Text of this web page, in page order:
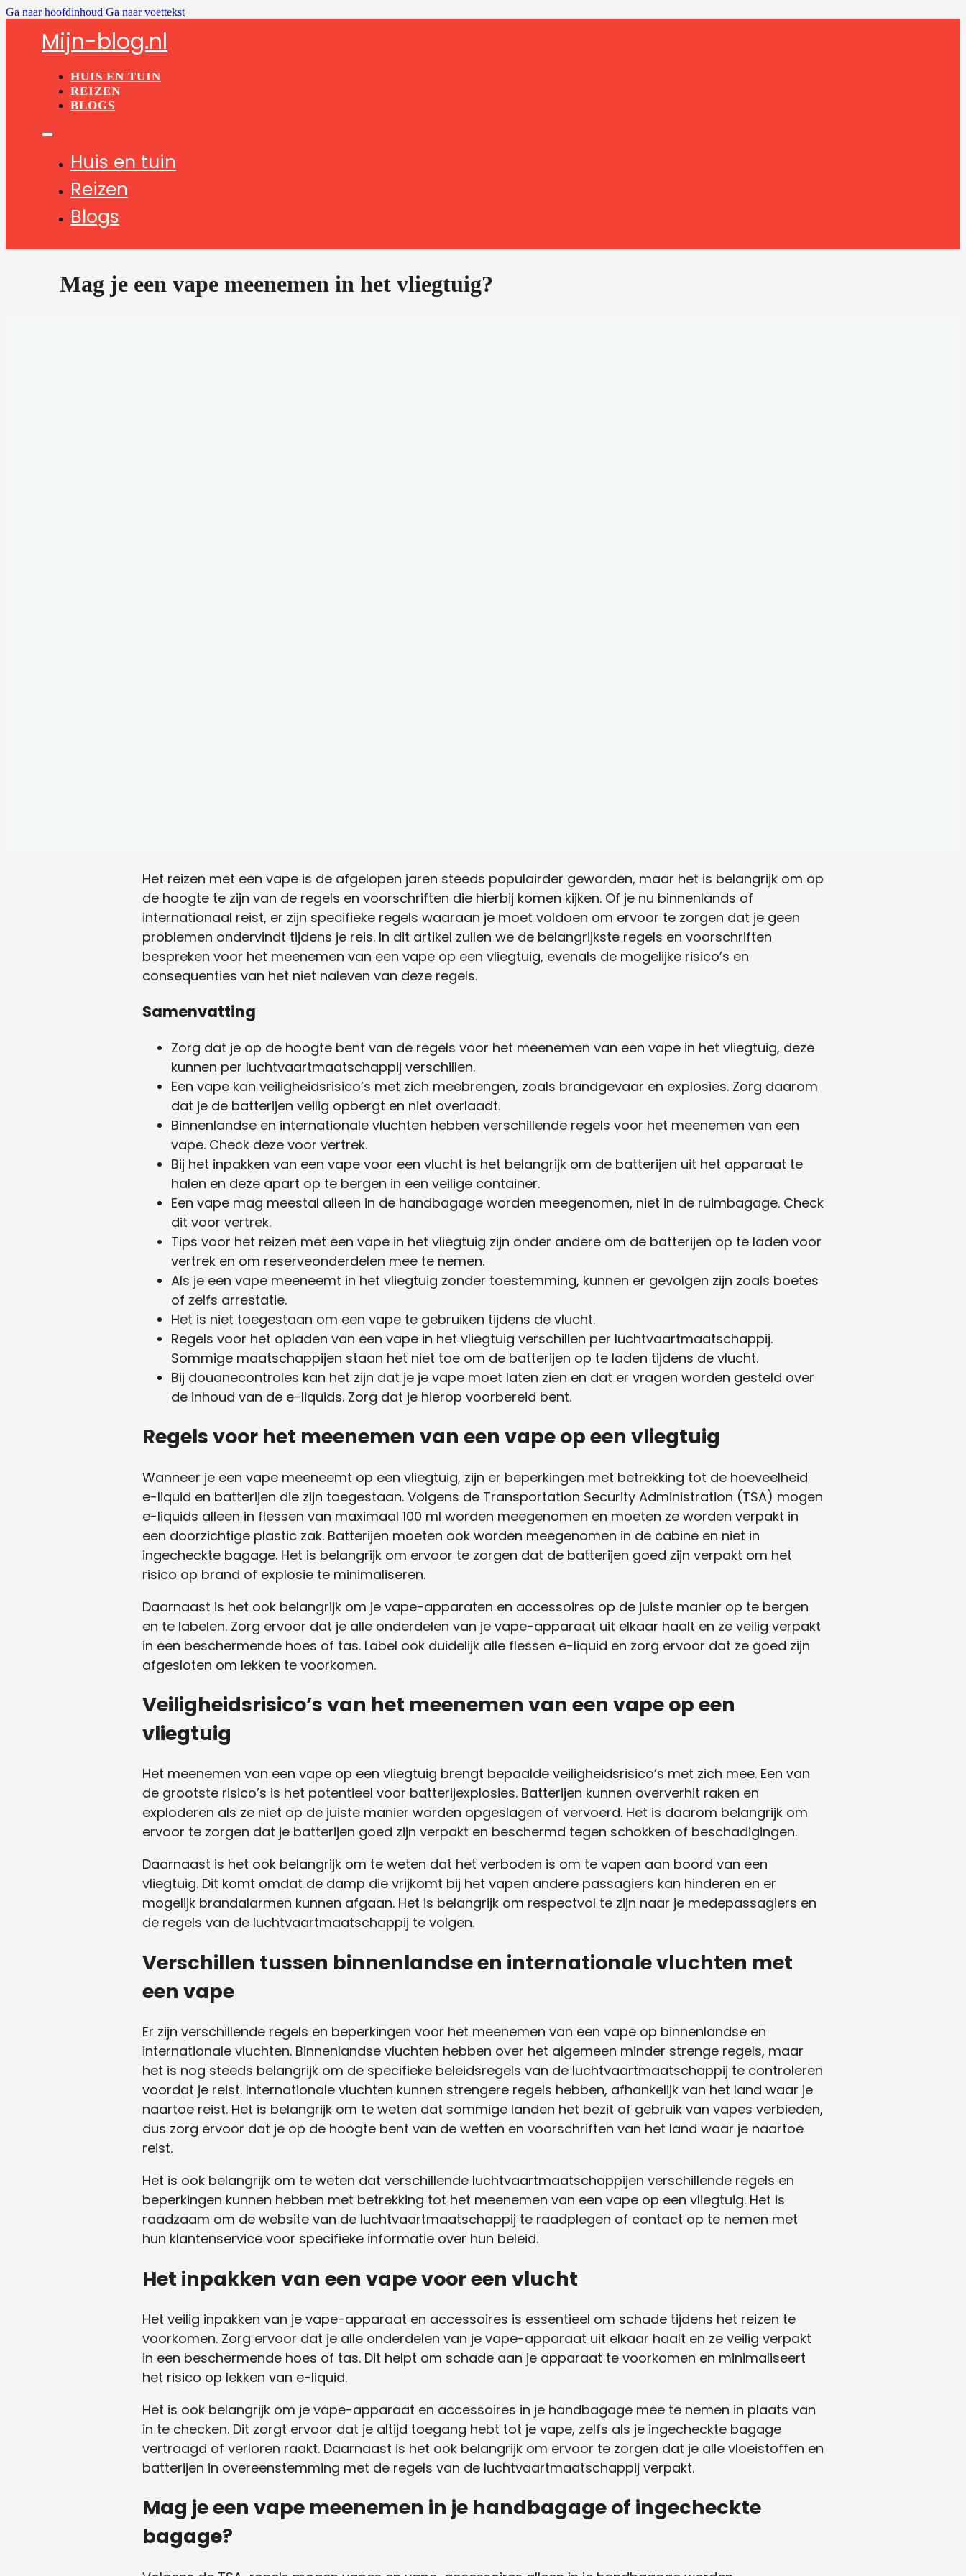
Ga naar hoofdinhoud Ga naar voettekst
Mijn-blog.nl
HUIS EN TUIN
REIZEN
BLOGS
Huis en tuin
Reizen
Blogs
Mag je een vape meenemen in het vliegtuig?
Het reizen met een vape is de afgelopen jaren steeds populairder geworden, maar het is belangrijk om op
de hoogte te zijn van de regels en voorschriften die hierbij komen kijken. Of je nu binnenlands of
internationaal reist, er zijn specifieke regels waaraan je moet voldoen om ervoor te zorgen dat je geen
problemen ondervindt tijdens je reis. In dit artikel zullen we de belangrijkste regels en voorschriften
bespreken voor het meenemen van een vape op een vliegtuig, evenals de mogelijke risico’s en
consequenties van het niet naleven van deze regels.
Samenvatting
Zorg dat je op de hoogte bent van de regels voor het meenemen van een vape in het vliegtuig, deze
kunnen per luchtvaartmaatschappij verschillen.
Een vape kan veiligheidsrisico’s met zich meebrengen, zoals brandgevaar en explosies. Zorg daarom
dat je de batterijen veilig opbergt en niet overlaadt.
Binnenlandse en internationale vluchten hebben verschillende regels voor het meenemen van een
vape. Check deze voor vertrek.
Bij het inpakken van een vape voor een vlucht is het belangrijk om de batterijen uit het apparaat te
halen en deze apart op te bergen in een veilige container.
Een vape mag meestal alleen in de handbagage worden meegenomen, niet in de ruimbagage. Check
dit voor vertrek.
Tips voor het reizen met een vape in het vliegtuig zijn onder andere om de batterijen op te laden voor
vertrek en om reserveonderdelen mee te nemen.
Als je een vape meeneemt in het vliegtuig zonder toestemming, kunnen er gevolgen zijn zoals boetes
of zelfs arrestatie.
Het is niet toegestaan om een vape te gebruiken tijdens de vlucht.
Regels voor het opladen van een vape in het vliegtuig verschillen per luchtvaartmaatschappij.
Sommige maatschappijen staan het niet toe om de batterijen op te laden tijdens de vlucht.
Bij douanecontroles kan het zijn dat je je vape moet laten zien en dat er vragen worden gesteld over
de inhoud van de e-liquids. Zorg dat je hierop voorbereid bent.
Regels voor het meenemen van een vape op een vliegtuig
Wanneer je een vape meeneemt op een vliegtuig, zijn er beperkingen met betrekking tot de hoeveelheid
e-liquid en batterijen die zijn toegestaan. Volgens de Transportation Security Administration (TSA) mogen
e-liquids alleen in flessen van maximaal 100 ml worden meegenomen en moeten ze worden verpakt in
een doorzichtige plastic zak. Batterijen moeten ook worden meegenomen in de cabine en niet in
ingecheckte bagage. Het is belangrijk om ervoor te zorgen dat de batterijen goed zijn verpakt om het
risico op brand of explosie te minimaliseren.
Daarnaast is het ook belangrijk om je vape-apparaten en accessoires op de juiste manier op te bergen
en te labelen. Zorg ervoor dat je alle onderdelen van je vape-apparaat uit elkaar haalt en ze veilig verpakt
in een beschermende hoes of tas. Label ook duidelijk alle flessen e-liquid en zorg ervoor dat ze goed zijn
afgesloten om lekken te voorkomen.
Veiligheidsrisico’s van het meenemen van een vape op een
vliegtuig
Het meenemen van een vape op een vliegtuig brengt bepaalde veiligheidsrisico’s met zich mee. Een van
de grootste risico’s is het potentieel voor batterijexplosies. Batterijen kunnen oververhit raken en
exploderen als ze niet op de juiste manier worden opgeslagen of vervoerd. Het is daarom belangrijk om
ervoor te zorgen dat je batterijen goed zijn verpakt en beschermd tegen schokken of beschadigingen.
Daarnaast is het ook belangrijk om te weten dat het verboden is om te vapen aan boord van een
vliegtuig. Dit komt omdat de damp die vrijkomt bij het vapen andere passagiers kan hinderen en er
mogelijk brandalarmen kunnen afgaan. Het is belangrijk om respectvol te zijn naar je medepassagiers en
de regels van de luchtvaartmaatschappij te volgen.
Verschillen tussen binnenlandse en internationale vluchten met
een vape
Er zijn verschillende regels en beperkingen voor het meenemen van een vape op binnenlandse en
internationale vluchten. Binnenlandse vluchten hebben over het algemeen minder strenge regels, maar
het is nog steeds belangrijk om de specifieke beleidsregels van de luchtvaartmaatschappij te controleren
voordat je reist. Internationale vluchten kunnen strengere regels hebben, afhankelijk van het land waar je
naartoe reist. Het is belangrijk om te weten dat sommige landen het bezit of gebruik van vapes verbieden,
dus zorg ervoor dat je op de hoogte bent van de wetten en voorschriften van het land waar je naartoe
reist.
Het is ook belangrijk om te weten dat verschillende luchtvaartmaatschappijen verschillende regels en
beperkingen kunnen hebben met betrekking tot het meenemen van een vape op een vliegtuig. Het is
raadzaam om de website van de luchtvaartmaatschappij te raadplegen of contact op te nemen met
hun klantenservice voor specifieke informatie over hun beleid.
Het inpakken van een vape voor een vlucht
Het veilig inpakken van je vape-apparaat en accessoires is essentieel om schade tijdens het reizen te
voorkomen. Zorg ervoor dat je alle onderdelen van je vape-apparaat uit elkaar haalt en ze veilig verpakt
in een beschermende hoes of tas. Dit helpt om schade aan je apparaat te voorkomen en minimaliseert
het risico op lekken van e-liquid.
Het is ook belangrijk om je vape-apparaat en accessoires in je handbagage mee te nemen in plaats van
in te checken. Dit zorgt ervoor dat je altijd toegang hebt tot je vape, zelfs als je ingecheckte bagage
vertraagd of verloren raakt. Daarnaast is het ook belangrijk om ervoor te zorgen dat je alle vloeistoffen en
batterijen in overeenstemming met de regels van de luchtvaartmaatschappij verpakt.
Mag je een vape meenemen in je handbagage of ingecheckte
bagage?